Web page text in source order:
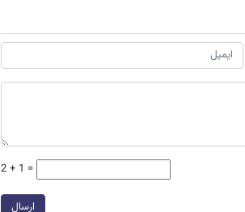
2 + 1 =
ارسال